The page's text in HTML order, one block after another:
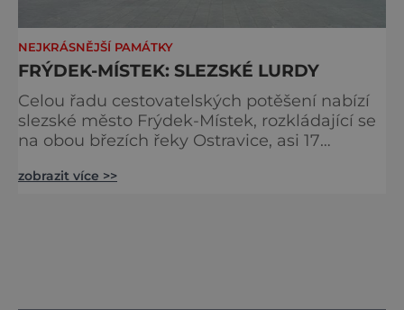
NEJKRÁSNĚJŠÍ PAMÁTKY
FRÝDEK-MÍSTEK: SLEZSKÉ LURDY
Celou řadu cestovatelských potěšení nabízí
slezské město Frýdek-Místek, rozkládající se
na obou březích řeky Ostravice, asi 17
navštívit například výrobnu cukrářské firmy,
zobrazit více >>